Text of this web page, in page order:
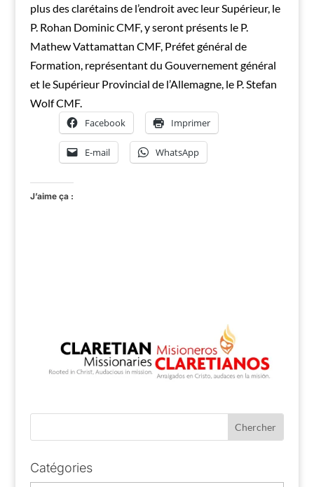
plus des clarétains de l’endroit avec leur Supérieur, le
P. Rohan Dominic CMF, y seront présents le P.
Mathew Vattamattan CMF, Préfet général de
Formation, représentant du Gouvernement général
et le Supérieur Provincial de l’Allemagne, le P. Stefan
Wolf CMF.
Facebook Imprimer
E-mail WhatsApp
J’aime ça :
Catégories